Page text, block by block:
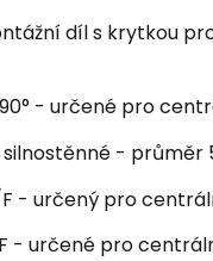
díl s krytkou
- určené pro
- průměr
F - určený pro
- určené pro